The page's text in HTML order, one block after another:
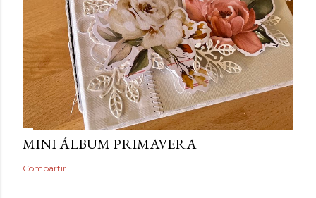
MINI ÁLBUM PRIMAVERA
Compartir